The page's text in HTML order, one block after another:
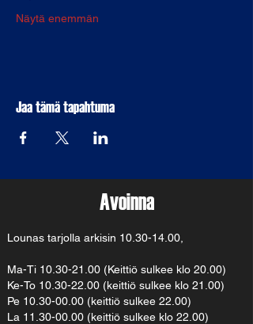
Näytä enemmän
Jaa tämä tapahtuma
Avoinna
Lounas tarjolla arkisin 10.30-14.00
Ma-Ti 10.30-21.00 (Keittiö sulkee klo 20.00)
Ke-To 10.30-22.00 (keittiö sulkee klo 21.00)
Pe 10.30-00.00 (keittiö sulkee 22.00)
La 11.30-00.00 (keittiö sulkee klo 22.00)